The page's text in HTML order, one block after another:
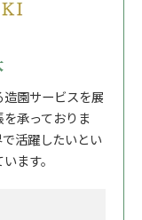
園サービスを展
承っておりま
活躍したいとい
ます。